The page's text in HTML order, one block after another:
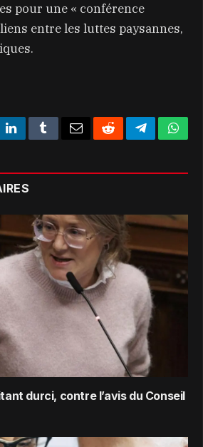
pour une « conférence
entre les luttes paysannes,
LinkedInTumblrEmailRedditTelegram
durci, contre l’avis du Conseil